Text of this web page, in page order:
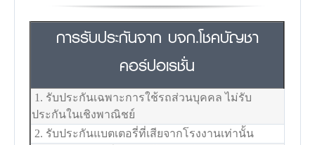
การรับประกันจาก บจก.โชคบัญชา
คอร์ปอเรชั่น
1. รับประกันเฉพาะการใช้รถส่วนบุคคล ไม่รับ
ประกันในเชิงพาณิชย์
2. รับประกันแบตเตอรี่ที่เสียจากโรงงานเท่านั้น